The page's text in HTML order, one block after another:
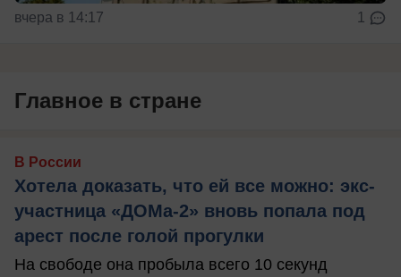
вчера в 14:17 1
Главное в стране
В России
Хотела доказать, что ей все можно: экс-
участница «ДОМа-2» вновь попала под
арест после голой прогулки
На свободе она пробыла всего 10 секунд